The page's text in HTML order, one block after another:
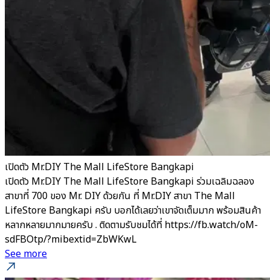
เปิดตัว Mr.DIY The Mall LifeStore Bangkapi
เปิดตัว Mr.DIY The Mall LifeStore Bangkapi ร่วมเฉลิมฉลอง
สาขาที่ 700 ของ Mr. DIY ด้วยกัน ที่ Mr.DIY สาขา The Mall
LifeStore Bangkapi ครับ บอกได้เลยว่าเขาจัดเต็มมาก พร้อมสินค้า
หลากหลายมากมายครับ . ติดตามรับชมได้ที่ https://fb.watch/oM-
sdFBOtp/?mibextid=ZbWKwL
See more